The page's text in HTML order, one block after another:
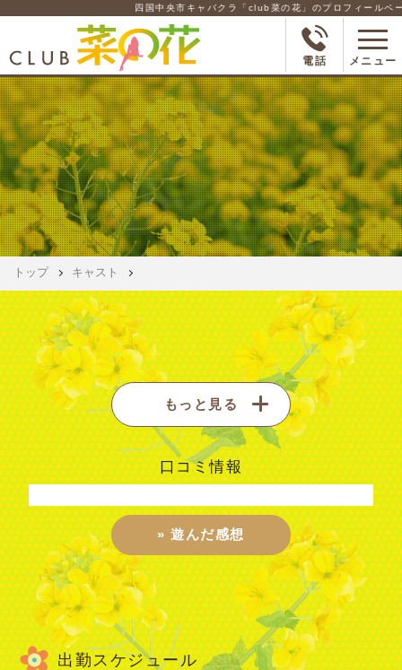
四国中央市キャバクラ「club菜の花」のプロフィールページ
電話 メニュー
トップ キャスト
もっと見る
口コミ情報
遊んだ感想
出勤スケジュール